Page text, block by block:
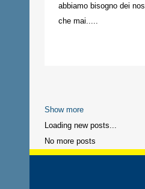
abbiamo bisogno dei
che mai.....
Show more
Loading new posts...
No more posts